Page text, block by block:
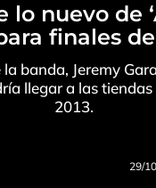
lo nuevo de
finales
banda, Jeremy
llegar a las
2013.
29/